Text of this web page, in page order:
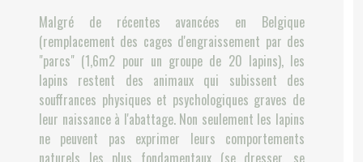
Malgré de récentes avancées en Belgique
(remplacement des cages d'engraissement par des
"parcs" (1,6m2 pour un groupe de 20 lapins), les
lapins restent des animaux qui subissent des
souffrances physiques et psychologiques graves de
leur naissance à l'abattage. Non seulement les lapins
ne peuvent pas exprimer leurs comportements
naturels les plus fondamentaux (se dresser, se